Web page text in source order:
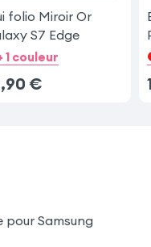
folio Miroir Or
S7 Edge
1 couleur
€
Samsung